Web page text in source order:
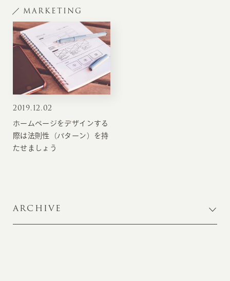
MARKETING
2019.12.02
ホームページをデザインする
際は法則性（パターン）を持
たせましょう
ARCHIVE